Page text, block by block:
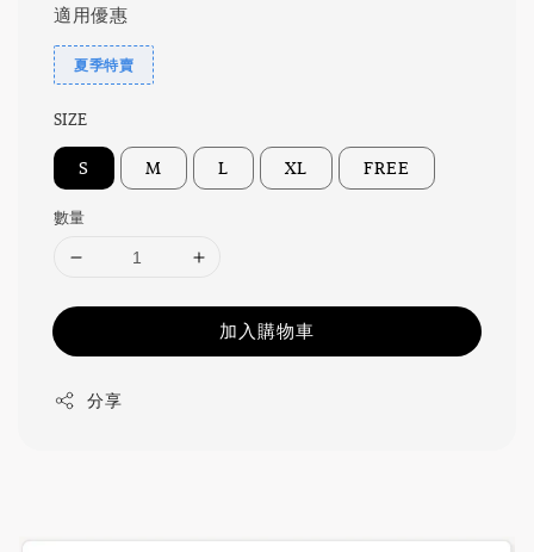
適用優惠
夏季特賣
SIZE
S M L XL FREE
數量
加入購物車
分享